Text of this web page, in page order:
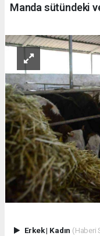
Manda sütündeki
Erkek| Kadın (Haberi